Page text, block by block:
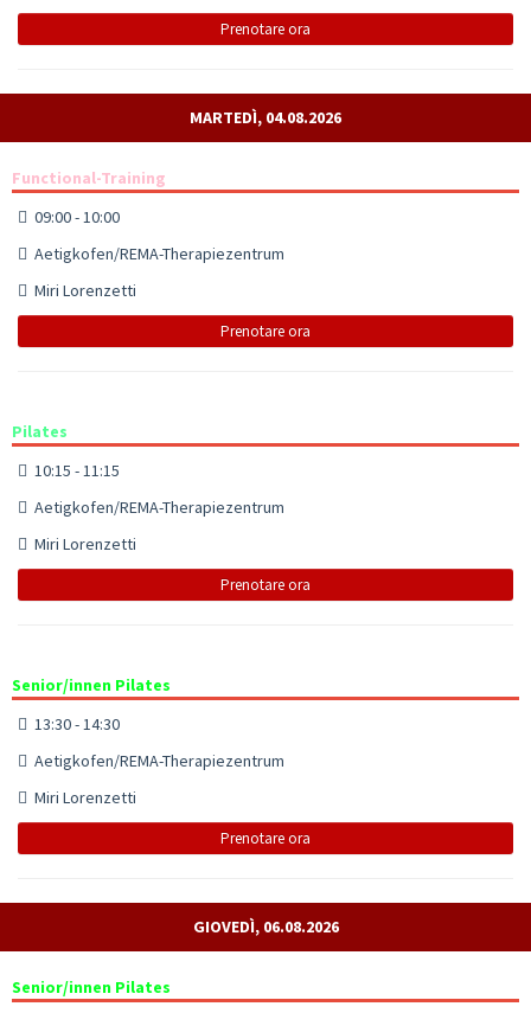
Prenotare ora
MARTEDÌ, 04.08.2026
Functional-Training
09:00 - 10:00
Aetigkofen/REMA-Therapiezentrum
Miri Lorenzetti
Prenotare ora
Pilates
10:15 - 11:15
Aetigkofen/REMA-Therapiezentrum
Miri Lorenzetti
Prenotare ora
Senior/innen Pilates
13:30 - 14:30
Aetigkofen/REMA-Therapiezentrum
Miri Lorenzetti
Prenotare ora
GIOVEDÌ, 06.08.2026
Senior/innen Pilates